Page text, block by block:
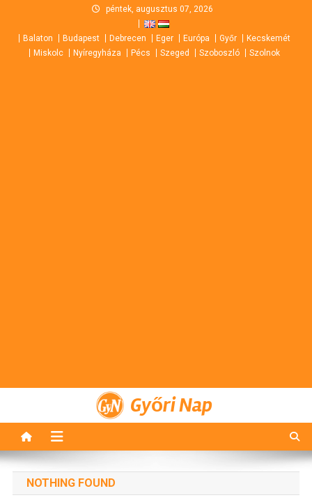
content
péntek, augusztus 07, 2026
Balaton Budapest Debrecen Eger Európa Győr
Kecskemét
Miskolc
Nyíregyháza Pécs Szeged Szoboszló Szolnok
Győri Nap
NOTHING FOUND